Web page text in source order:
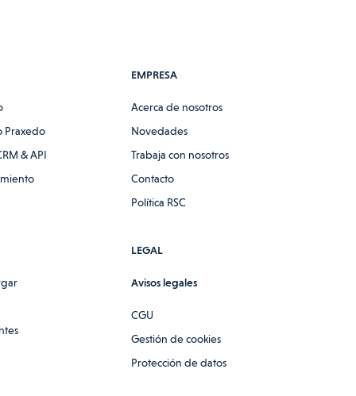
Praxedo
& API
EMPRESA
Acerca de nosotros
Novedades
Trabaja con nosotros
Contacto
Política RSC
LEGAL
Avisos legales
CGU
Gestión de cookies
Protección de datos